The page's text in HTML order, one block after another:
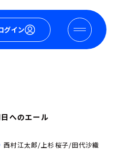
グイン
へのエール
西村江太郎/上杉桜子/田代沙織